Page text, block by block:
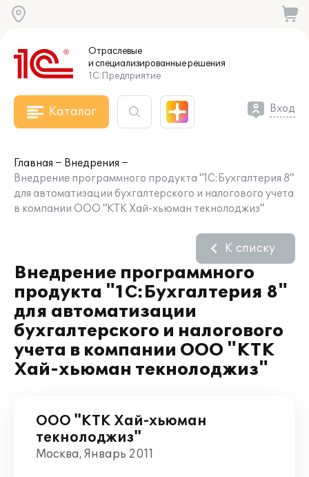
Отраслевые
и специализированныерешения
1С:Предприятие
Каталог Вход
Главная
Внедрения
Внедрение программного продукта "1С:Бухгалтерия 8"
для автоматизации бухгалтерского и налогового учета
в компании ООО "КТК Хай-хьюман текнолоджиз"
Внедрение программного
продукта "1С:Бухгалтерия 8"
для автоматизации
бухгалтерского и налогового
учета в компании ООО "КТК
Хай-хьюман текнолоджиз"
К списку
ООО "КТК Хай-хьюман
текнолоджиз"
Москва, Январь 2011